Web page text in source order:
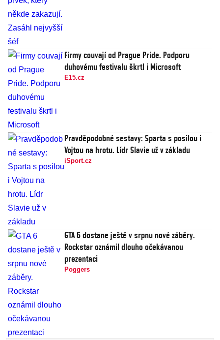
Firmy couvají od Prague Pride. Podporu
duhovému festivalu škrtl i Microsoft
E15.cz
Pravděpodobné sestavy: Sparta s posilou i
Vojtou na hrotu. Lídr Slavie už v základu
iSport.cz
GTA 6 dostane ještě v srpnu nové záběry.
Rockstar oznámil dlouho očekávanou
prezentaci
Poggers